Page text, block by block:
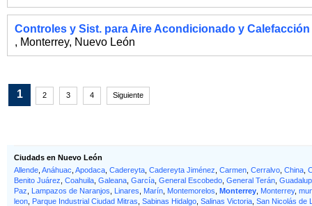
Controles y Sist. para Aire Acondicionado y Calefacción
, Monterrey, Nuevo León
1 2 3 4 Siguiente
Ciudads en Nuevo León
Allende Anáhuac Apodaca Cadereyta Cadereyta Jiménez Carmen Cerralvo China
Benito Juárez Coahuila Galeana García General Escobedo General Terán
Paz
Lampazos de Naranjos Linares Marín Montemorelos Monterrey Monterrey,
leon Parque Industrial Ciudad Mitras Sabinas Hidalgo Salinas Victoria San Nicolás de